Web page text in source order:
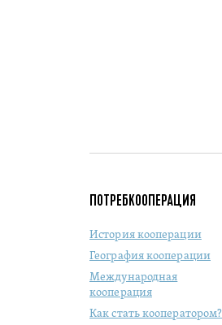
ПОТРЕБКООПЕРАЦИЯ
История кооперации
География кооперации
Международная
кооперация
Как стать кооператором?